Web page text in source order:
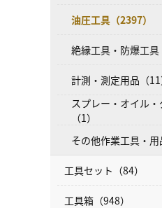
油圧工具（2397）
絶縁工具・防爆工具
計測・測定用品（11
スプレー・オイル・
（1）
その他作業工具・用
工具セット（84）
工具箱（948）